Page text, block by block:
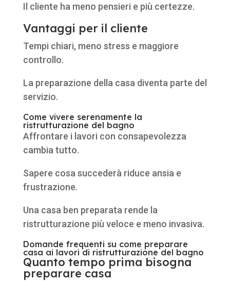
Il cliente ha meno pensieri e più certezze.
Vantaggi per il cliente
Tempi chiari, meno stress e maggiore
controllo.
La preparazione della casa diventa parte del
servizio.
Come vivere serenamente la
ristrutturazione del bagno
Affrontare i lavori con consapevolezza
cambia tutto.
Sapere cosa succederà riduce ansia e
frustrazione.
Una casa ben preparata rende la
ristrutturazione più veloce e meno invasiva.
Domande frequenti su come preparare
casa ai lavori di ristrutturazione del bagno
Quanto tempo prima bisogna
preparare casa